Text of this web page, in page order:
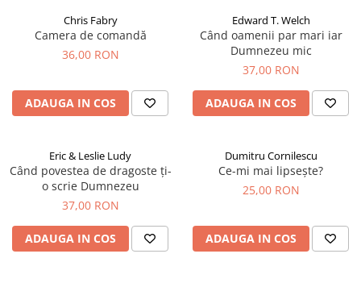
Chris Fabry
Camera de comandă
36,00 RON
ADAUGA IN COS
Edward T. Welch
Când oamenii par mari iar
Dumnezeu mic
37,00 RON
ADAUGA IN COS
Eric & Leslie Ludy
Când povestea de dragoste ți-
o scrie Dumnezeu
37,00 RON
ADAUGA IN COS
Dumitru Cornilescu
Ce-mi mai lipsește?
25,00 RON
ADAUGA IN COS